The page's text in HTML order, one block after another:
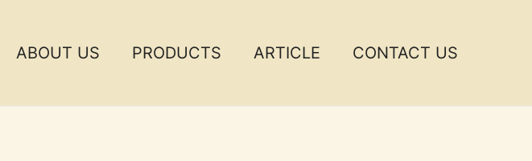
ABOUT US PRODUCTS ARTICLE CONTACT US